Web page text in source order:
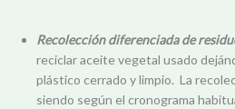
Recolección diferenciada de
reciclar aceite vegetal usado
plástico cerrado y limpio. La
siendo según el cronograma